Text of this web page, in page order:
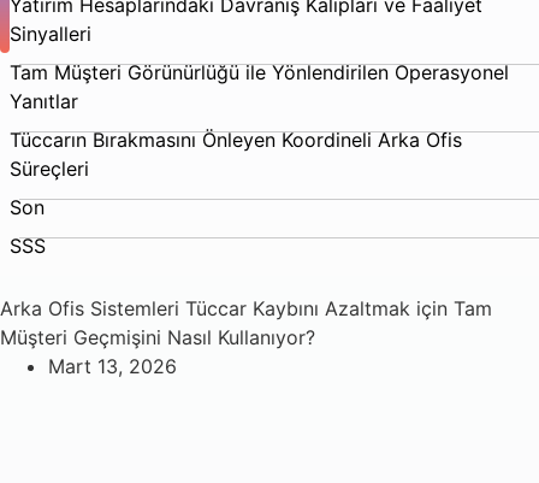
Yatırım Hesaplarındaki Davranış Kalıpları ve Faaliyet
Sinyalleri
Tam Müşteri Görünürlüğü ile Yönlendirilen Operasyonel
Yanıtlar
Tüccarın Bırakmasını Önleyen Koordineli Arka Ofis
Süreçleri
Son
SSS
Arka Ofis Sistemleri Tüccar Kaybını Azaltmak için Tam
Müşteri Geçmişini Nasıl Kullanıyor?
Mart 13, 2026